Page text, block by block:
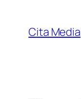
content
Cita Media